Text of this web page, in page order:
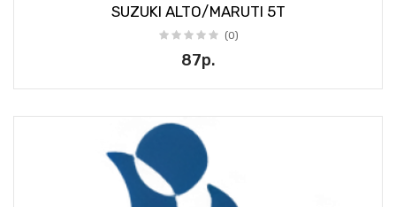
SUZUKI ALTO/MARUTI 5T
(0)
87р.